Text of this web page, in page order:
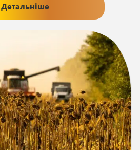
Детальніше